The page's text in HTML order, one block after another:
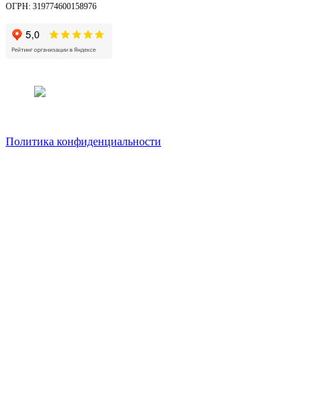
ОГРН: 319774600158976
Политика конфиденциальности